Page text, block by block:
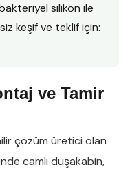
silikon ile
keşif ve teklif için:
ve Tamir
çözüm üretici olan
camlı duşakabin,